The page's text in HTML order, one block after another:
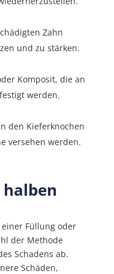
Zahn
und zu stärken.
Komposit, die an
werden.
den Kieferknochen
versehen werden.
Füllung oder
der Methode
Schadens ab.
Schäden,